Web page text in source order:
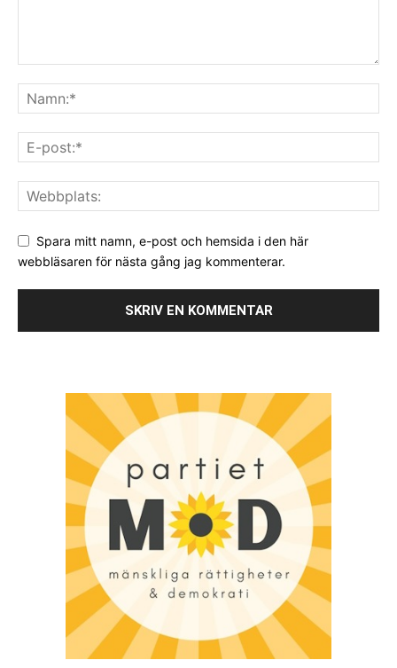
Spara mitt namn, e-post och hemsida i den här
webbläsaren för nästa gång jag kommenterar.